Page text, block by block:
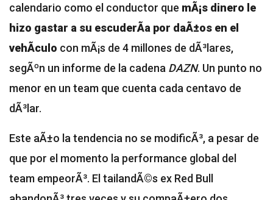
calendario como el conductor que mÃ¡s dinero le
hizo gastar a su escuderÃ­a por daÃ±os en el
vehÃ­culo con mÃ¡s de 4 millones de dÃ³lares,
segÃºn un informe de la cadena DAZN. Un punto no
menor en un team que cuenta cada centavo de
dÃ³lar.
Este aÃ±o la tendencia no se modificÃ³, a pesar de
que por el momento la performance global del
team empeorÃ³. El tailandÃ©s ex Red Bull